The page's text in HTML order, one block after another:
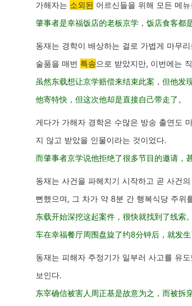
가해자는 소외된 어르신들을 위해 모든 메
肇事者是幸福饭店的老板京学，饭店食客都
동재는 경학이 배상하는 걸로 가볍게 마무
술품을 매번 특송으로 받았지만, 이번에는
虽然东载想让京学赔偿来结束此案，但他发
他寄特快，但这次他却是直接自己带走了。
게다가 가해자 경학은 수많은 방송 출연도
지 않고 받았을 인물이라는 것이었다.
而肇事者京学说他拒绝了很多节目的邀请，
동재는 사건을 파헤치기 시작하고 곧 사건
뻔했으며, 그 차가 약 8분 간 행복식당 주위
东载开始深挖这起案件，很快就找到了线索
车在幸福餐厅周围盘旋了约8分钟后，就发生
동재는 피해자 주정기가 일부러 사고를 유
보인다.
东宰确信被害人周正基是故意为之，而被拆